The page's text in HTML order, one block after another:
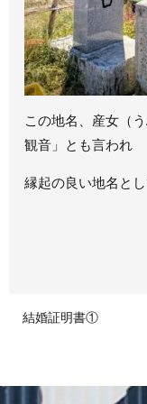
この地名、産女（
観音」とも言われ
縁起の良い地名と
結婚証明書①